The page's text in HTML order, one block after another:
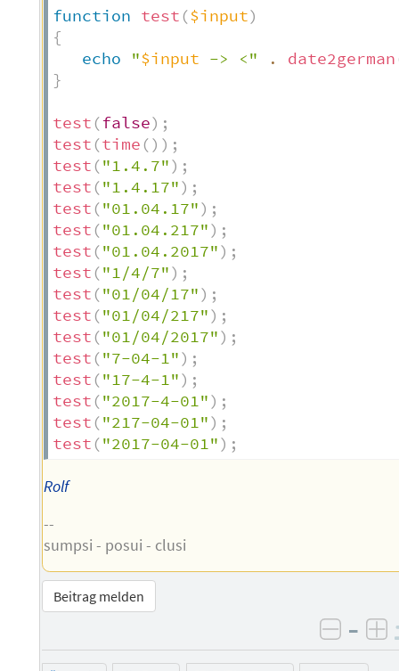
function test ($input)
{
echo
"$input -> <" . date2german
}
test (false) ;
test (time () ) ;
test ("1.4.7") ;
test ("1.4.17") ;
test ("01.04.17") ;
test ("01.04.217") ;
test ("01.04.2017") ;
test ("1/4/7") ;
test ("01/04/17") ;
test ("01/04/217") ;
test ("01/04/2017") ;
test ("7-04-1") ;
test ("17-4-1") ;
test ("2017-4-01") ;
test ("217-04-01") ;
test ("2017-04-01") ;
Rolf
--
sumpsi - posui - clusi
Beitrag melden
–